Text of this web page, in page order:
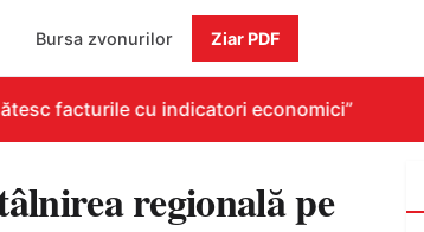
Bursa zvonurilor Ziar PDF
facturile cu indicatori economici”
regională pe